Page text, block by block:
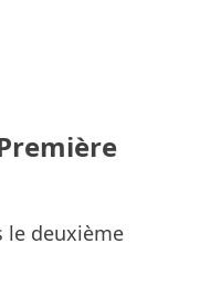
le deuxième